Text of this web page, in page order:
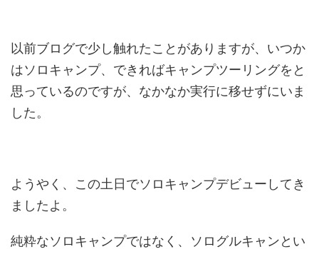
以前ブログで少し触れたことがありますが、いつか
はソロキャンプ、できればキャンプツーリングをと
思っているのですが、なかなか実行に移せずにいま
した。
ようやく、この土日でソロキャンプデビューしてき
ましたよ。
純粋なソロキャンプではなく、ソログルキャンとい